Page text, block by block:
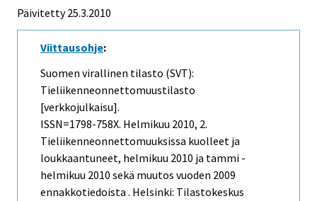
Päivitetty 25.3.2010
Viittausohje:
Suomen virallinen tilasto (SVT):
Tieliikenneonnettomuustilasto
[verkkojulkaisu].
ISSN=1798-758X. Helmikuu 2010, 2.
Tieliikenneonnettomuuksissa kuolleet ja
loukkaantuneet, helmikuu 2010 ja tammi -
helmikuu 2010 sekä muutos vuoden 2009
ennakkotiedoista . Helsinki: Tilastokeskus